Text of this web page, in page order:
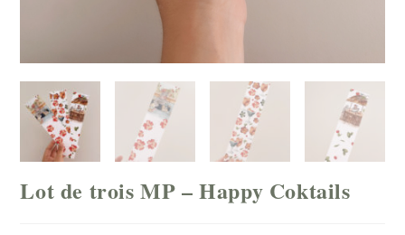
Lot de trois MP – Happy Coktails